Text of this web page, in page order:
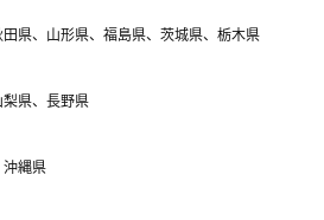
県、山形県、福島県、茨城県、栃木県
県、長野県
縄県